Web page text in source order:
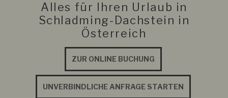
Alles für Ihren Urlaub in
Schladming-Dachstein in
Österreich
ZUR ONLINE BUCHUNG
UNVERBINDLICHE ANFRAGE STARTEN